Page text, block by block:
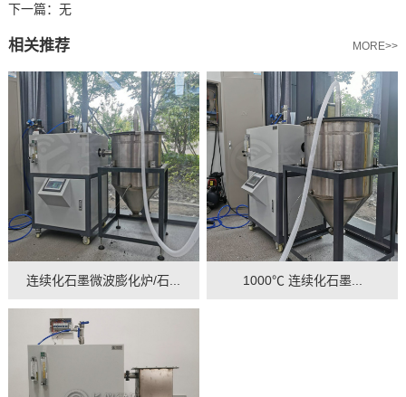
下一篇： 无
相关推荐 MORE>>
连续化石墨微波膨化炉/石... 1000℃ 连续化石墨...